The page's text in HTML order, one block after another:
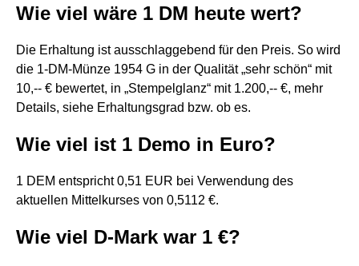
Wie viel wäre 1 DM heute wert?
Die Erhaltung ist ausschlaggebend für den Preis. So wird
die 1-DM-Münze 1954 G in der Qualität „sehr schön“ mit
10,-- € bewertet, in „Stempelglanz“ mit 1.200,-- €, mehr
Details, siehe Erhaltungsgrad bzw. ob es.
Wie viel ist 1 Demo in Euro?
1 DEM entspricht 0,51 EUR bei Verwendung des
aktuellen Mittelkurses von 0,5112 €.
Wie viel D-Mark war 1 €?